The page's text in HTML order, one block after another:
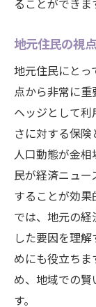
ることができま
地元住民の視
地元住民にと
点から非常に
ヘッジとして
さに対する保
人口動態が金
民が経済ニュ
することが効
では、地元の
した要因を理
めにも役立ち
め、地域での
す。